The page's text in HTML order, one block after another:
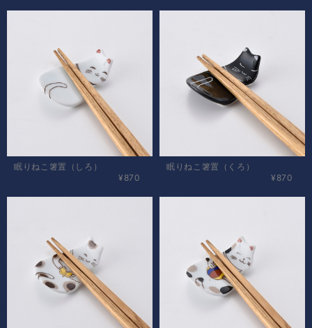
眠りねこ箸置（しろ）
¥870
眠りねこ箸置（くろ）
¥870